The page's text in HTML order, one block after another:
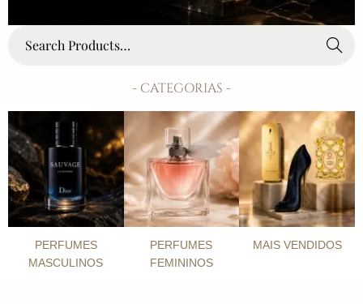
Search
- CATEGORIAS -
PERFUMES
MASCULINOS
PERFUMES
FEMININOS
MAIS VENDIDOS